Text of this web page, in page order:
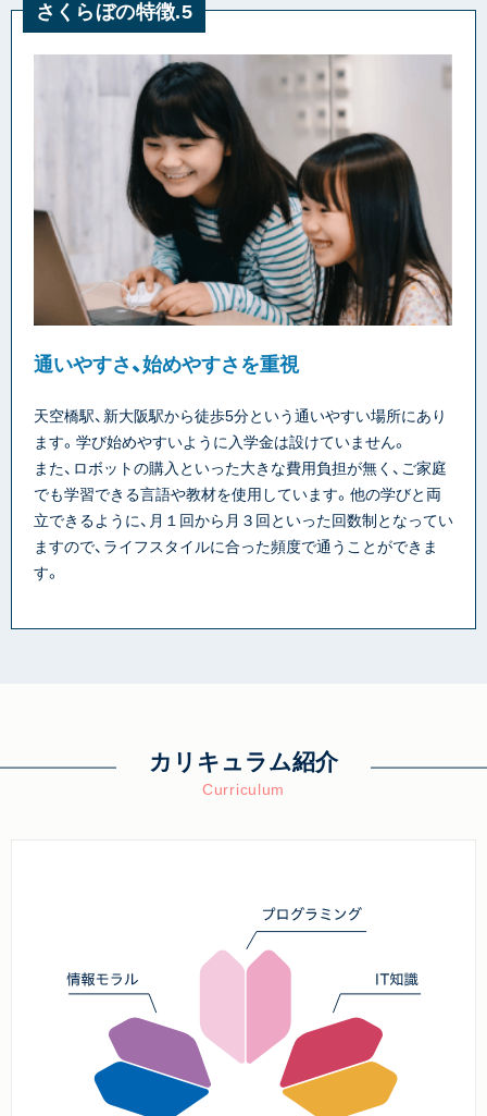
さくらぼの特徴.5
通いやすさ、始めやすさを重視
天空橋駅、新大阪駅から徒歩5分という通いやすい場所にあり
ます。学び始めやすいように入学金は設けていません。
また、ロボットの購入といった大きな費用負担が無く、ご家庭
でも学習できる言語や教材を使用しています。他の学びと両
立できるように、月１回から月３回といった回数制となってい
ますので、ライフスタイルに合った頻度で通うことができま
す。
カリキュラム紹介
Curriculum